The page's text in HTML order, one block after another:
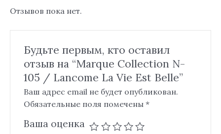
Отзывов пока нет.
Будьте первым, кто оставил
отзыв на “Marque Collection N-
105 / Lancome La Vie Est Belle”
Ваш адрес email не будет опубликован.
Обязательные поля помечены *
Ваша оценка